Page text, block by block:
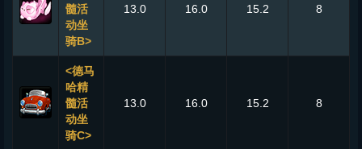
髓活
动坐
骑B>
13.0 16.0 15.2 8
<德马
哈精
髓活
动坐
骑C>
13.0 16.0 15.2 8